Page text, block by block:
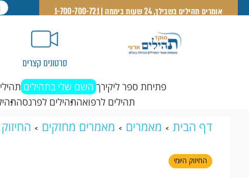
אומרים תהילים בשבילך, 24 שעות ביממה | 1-700-700-721
סרטונים קצרים
פתיחת ספר ליקירך השם שלי בתהילים
תהילים לרפואהתהילים לפרנסה
דף הבית מאמרים מאמרים מחזקים
להיוושע
החיזוק היומי